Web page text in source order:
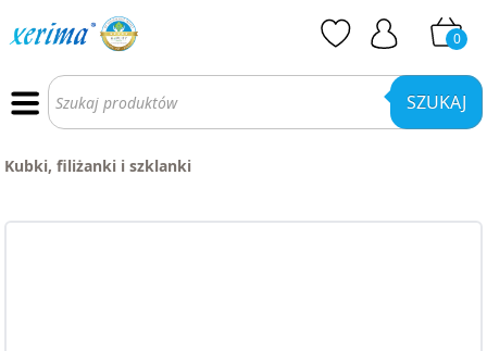
0
Wyszukiwarka
produktów SZUKAJ
Kubki, filiżanki i szklanki